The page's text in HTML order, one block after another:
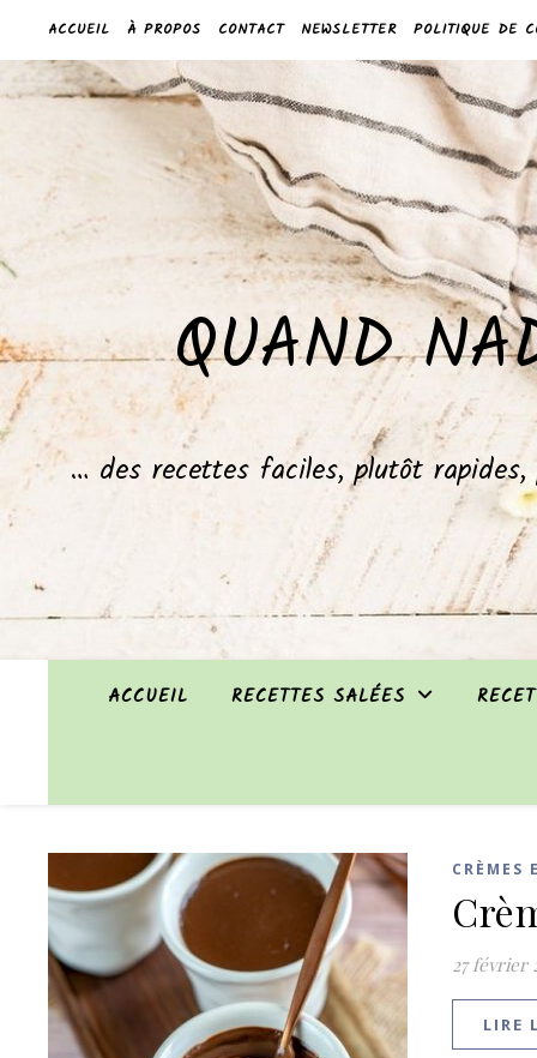
ACCUEIL À PROPOS CONTACT NEWSLETTER POLITIQUE DE
QUAND
… des recettes faciles, plutôt
ACCUEIL RECETTES SALÉES
CRÈMES
27 février
LIRE